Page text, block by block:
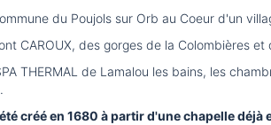
du Poujols sur Orb au Coeur d'un
CAROUX, des gorges de la Colombières
THERMAL de Lamalou les bains, les
créé en 1680 à partir d'une chapelle